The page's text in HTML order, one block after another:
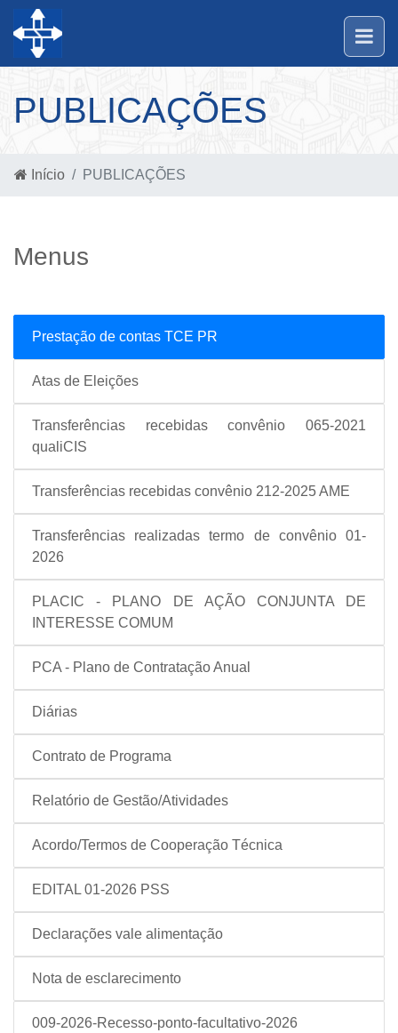
PUBLICAÇÕES
Início PUBLICAÇÕES
Menus
Prestação de contas TCE PR
Atas de Eleições
Transferências recebidas convênio 065-2021
qualiCIS
Transferências recebidas convênio 212-2025 AME
Transferências realizadas termo de convênio 01-
2026
PLACIC - PLANO DE AÇÃO CONJUNTA DE
INTERESSE COMUM
PCA - Plano de Contratação Anual
Diárias
Contrato de Programa
Relatório de Gestão/Atividades
Acordo/Termos de Cooperação Técnica
EDITAL 01-2026 PSS
Declarações vale alimentação
Nota de esclarecimento
009-2026-Recesso-ponto-facultativo-2026